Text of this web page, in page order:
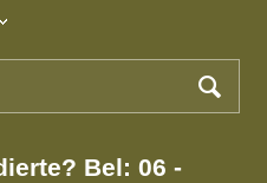
Bel: 06 -